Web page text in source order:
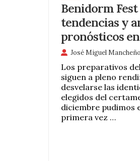
Benidorm Fest
tendencias y
pronósticos
José Miguel Mancheño
Los preparativos
siguen a pleno
desvelarse las
elegidos del
diciembre pudimos
primera vez …